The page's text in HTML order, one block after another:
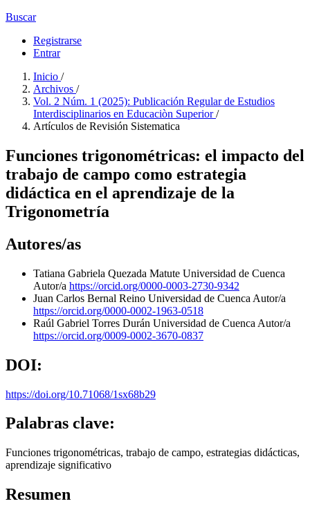
Buscar
Registrarse
Entrar
Inicio /
Archivos /
Vol. 2 Núm. 1 (2025): Publicación Regular de Estudios
Interdisciplinarios en Educaciòn Superior/
Artículos de Revisión Sistematica
Funciones trigonométricas: el impacto del
trabajo de campo como estrategia
didáctica en el aprendizaje de la
Trigonometría
Autores/as
Tatiana Gabriela Quezada Matute Universidad de Cuenca
Autor/a https://orcid.org/0000-0003-2730-9342
Juan Carlos Bernal Reino Universidad de Cuenca Autor/a
https://orcid.org/0000-0002-1963-0518
Raúl Gabriel Torres Durán Universidad de Cuenca Autor/a
https://orcid.org/0009-0002-3670-0837
DOI:
https://doi.org/10.71068/1sx68b29
Palabras clave:
Funciones trigonométricas, trabajo de campo, estrategias didácticas,
aprendizaje significativo
Resumen